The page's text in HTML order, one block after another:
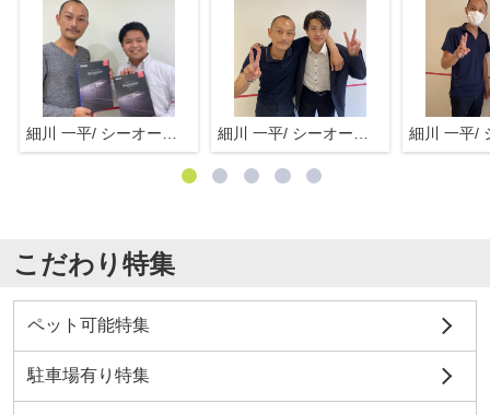
こだわり特集
ペット可能特集
駐車場有り特集